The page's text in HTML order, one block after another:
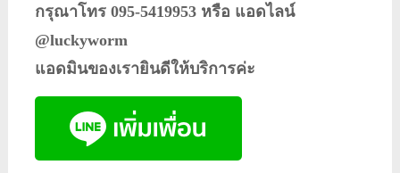
กรุณาโทร 095-5419953 หรือ แอดไลน์
@luckyworm
แอดมินของเรายินดีให้บริการค่ะ